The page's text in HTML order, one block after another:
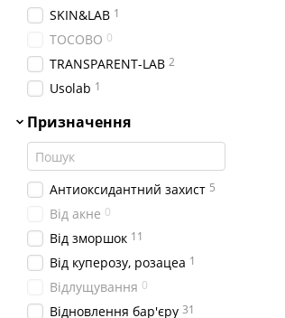
SKIN&LAB 1
TOCOBO 0
TRANSPARENT-LAB 2
Usolab 1
Призначення
Антиоксидантний захист 5
Від акне 0
Від зморшок 11
Від куперозу, розацеа 1
Відлущування 0
Відновлення бар'єру 31